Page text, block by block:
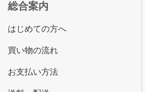
総合案内
はじめての方へ
買い物の流れ
お支払い方法